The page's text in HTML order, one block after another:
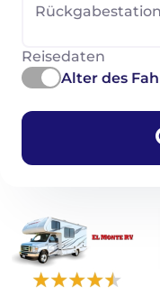
Rückgabestation
Reisedaten
Alter des